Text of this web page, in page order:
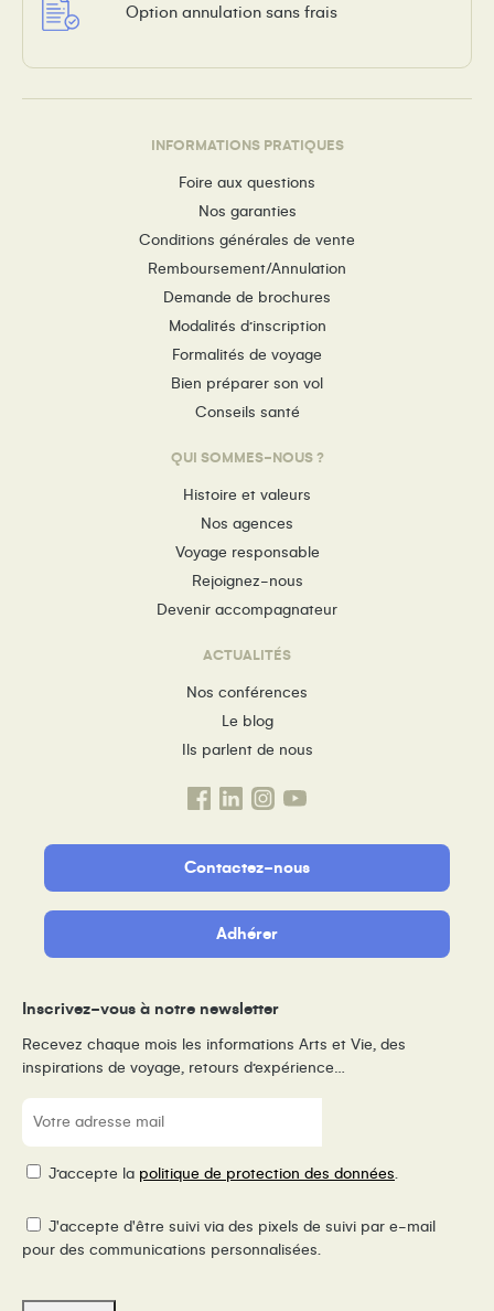
Option annulation sans frais
INFORMATIONS PRATIQUES
Foire aux questions
Nos garanties
Conditions générales de vente
Remboursement/Annulation
Demande de brochures
Modalités d’inscription
Formalités de voyage
Bien préparer son vol
Conseils santé
QUI SOMMES-NOUS ?
Histoire et valeurs
Nos agences
Voyage responsable
Rejoignez-nous
Devenir accompagnateur
ACTUALITÉS
Nos conférences
Le blog
Ils parlent de nous
Contactez-nous
Adhérer
Inscrivez-vous à notre newsletter
Recevez chaque mois les informations Arts et Vie, des
inspirations de voyage, retours d’expérience…
E-
mail
RGPDJ’accepte la politique de protection des données.
Pixel
de
J'accepte d'être suivi via des pixels de suivi par e-mail
pour des communications personnalisées.